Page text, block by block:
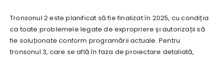
Tronsonul 2 este planificat să fie finalizat în 2025, cu condiția
ca toate problemele legate de expropriere și autorizații să
fie soluționate conform programării actuale. Pentru
tronsonul 3, care se află în faza de proiectare detaliată,